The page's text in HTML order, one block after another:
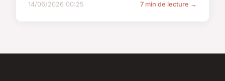
14/06/2026 00:25 7 min de lecture →